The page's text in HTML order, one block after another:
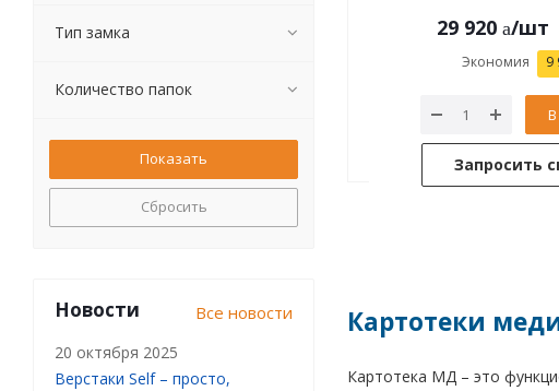
29 920 /шт
Экономия 9
Запросить
Картотеки
Картотека МД – это
Тип замка
Количество папок
Сбросить
Новости Все новости
20 октября 2025
Верстаки Self – просто,